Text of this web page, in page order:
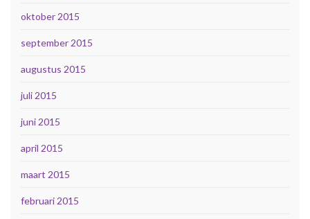
oktober 2015
september 2015
augustus 2015
juli 2015
juni 2015
april 2015
maart 2015
februari 2015